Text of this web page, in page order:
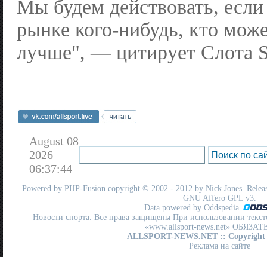
Мы будем действовать,
рынке кого-нибудь, кто
лучше", — цитирует Слота
August 08
2026
06:37:44
Powered by PHP-Fusion copyright © 2002 - 2012 by Nick Jones.
GNU Affero GPL v3.
Data powered by Oddspedia
Новости спорта. Все права защищены При использовании
«www.allsport-news.net»
ALLSPORT-NEWS.NET :: Copyright
Реклама на сайте